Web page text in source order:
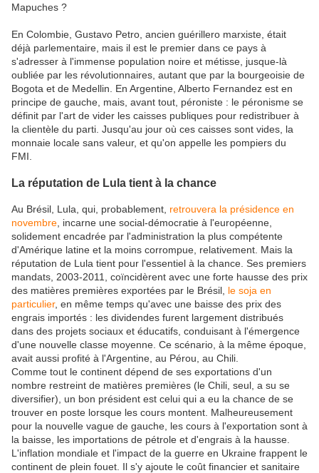
Mapuches ?
En Colombie, Gustavo Petro, ancien guérillero marxiste, était
déjà parlementaire, mais il est le premier dans ce pays à
s'adresser à l'immense population noire et métisse, jusque-là
oubliée par les révolutionnaires, autant que par la bourgeoisie de
Bogota et de Medellin. En Argentine, Alberto Fernandez est en
principe de gauche, mais, avant tout, péroniste : le péronisme se
définit par l'art de vider les caisses publiques pour redistribuer à
la clientèle du parti. Jusqu'au jour où ces caisses sont vides, la
monnaie locale sans valeur, et qu'on appelle les pompiers du
FMI.
La réputation de Lula tient à la chance
Au Brésil, Lula, qui, probablement, retrouvera la présidence en
novembre , incarne une social-démocratie à l'européenne,
solidement encadrée par l'administration la plus compétente
d'Amérique latine et la moins corrompue, relativement. Mais la
réputation de Lula tient pour l'essentiel à la chance. Ses premiers
mandats, 2003-2011, coïncidèrent avec une forte hausse des prix
des matières premières exportées par le Brésil, le soja en
particulier, en même temps qu'avec une baisse des prix des
engrais importés : les dividendes furent largement distribués
dans des projets sociaux et éducatifs, conduisant à l'émergence
d'une nouvelle classe moyenne. Ce scénario, à la même époque,
avait aussi profité à l'Argentine, au Pérou, au Chili.
Comme tout le continent dépend de ses exportations d'un
nombre restreint de matières premières (le Chili, seul, a su se
diversifier), un bon président est celui qui a eu la chance de se
trouver en poste lorsque les cours montent. Malheureusement
pour la nouvelle vague de gauche, les cours à l'exportation sont à
la baisse, les importations de pétrole et d'engrais à la hausse.
L'inflation mondiale et l'impact de la guerre en Ukraine frappent le
continent de plein fouet. Il s'y ajoute le coût financier et sanitaire